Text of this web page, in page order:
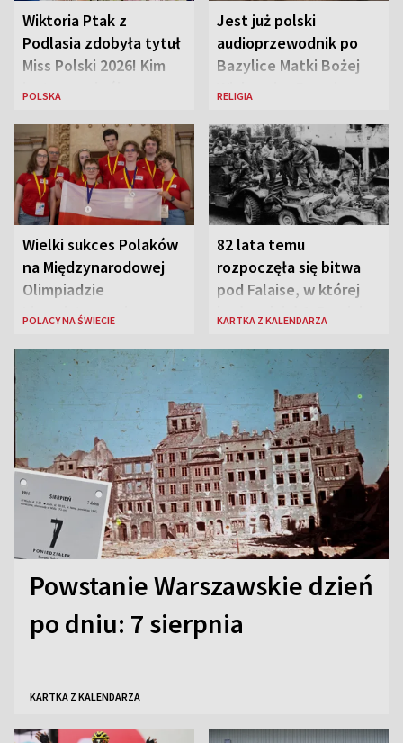
Wiktoria Ptak z
Podlasia zdobyła tytuł
Miss Polski 2026! Kim
jest nowa królowa
POLSKA
Jest już polski
audioprzewodnik po
Bazylice Matki Bożej
Większej w Rzymie
RELIGIA
Wielki sukces Polaków
na Międzynarodowej
Olimpiadzie
Lingwistycznej
POLACY NA ŚWIECIE
82 lata temu
rozpoczęła się bitwa
pod Falaise, w której
brała udział 1. Dywizja
KARTKA Z KALENDARZA
Powstanie Warszawskie dzień
po dniu: 7 sierpnia
KARTKA Z KALENDARZA